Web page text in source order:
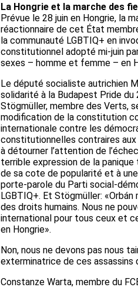
La Hongrie et la marche des
Prévue le 28 juin en Hongrie, la
réactionnaire de cet État
la communauté LGBTIQ+ en
constitutionnel adopté mi-juin
sexes – homme et femme – en
Le député socialiste autrichien
solidarité à la Budapest Pride du
Stögmüller, membre des Verts,
modification de la constitution
internationale contre les
constitutionnelles contraires aux
à détourner l’attention de
terrible expression de la
de sa cote de popularité et à
porte-parole du Parti social-
LGBTIQ+. Et Stögmüller:
des droits humains. Nous ne
international pour tous ceux et
en Hongrie».
Non, nous ne devons pas nous
exterminatrice de ces assassins
Constanze Warta, membre du